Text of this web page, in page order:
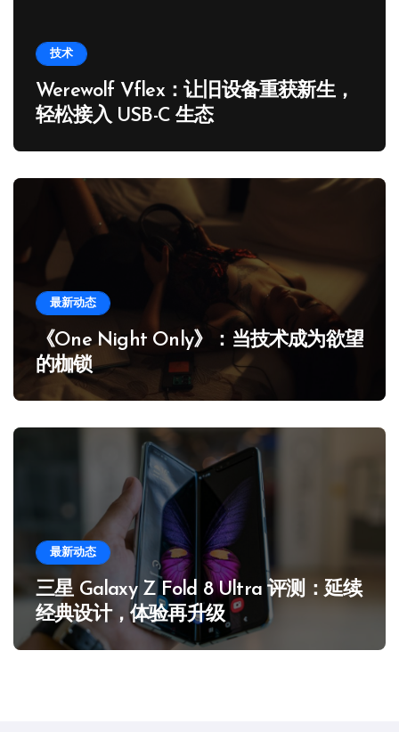
技术
Werewolf Vflex：让旧设备重获新生，
轻松接入 USB-C 生态
最新动态
《One Night Only》：当技术成为欲望
的枷锁
最新动态
三星 Galaxy Z Fold 8 Ultra 评测：延续
经典设计，体验再升级